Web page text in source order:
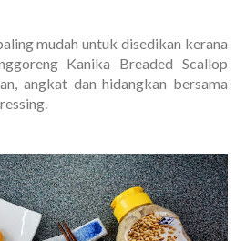
mudah untuk disedikan kerana
Kanika Breaded Scallop
angkat dan hidangkan bersama